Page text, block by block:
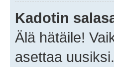
Kadotin
Älä hätäile!
asettaa